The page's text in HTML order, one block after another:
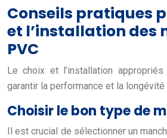
Conseils pratiques
et l’installation des
PVC
Le choix et l’installation
garantir la performance et la longévité
Choisir le bon type de
Il est crucial de sélectionner un